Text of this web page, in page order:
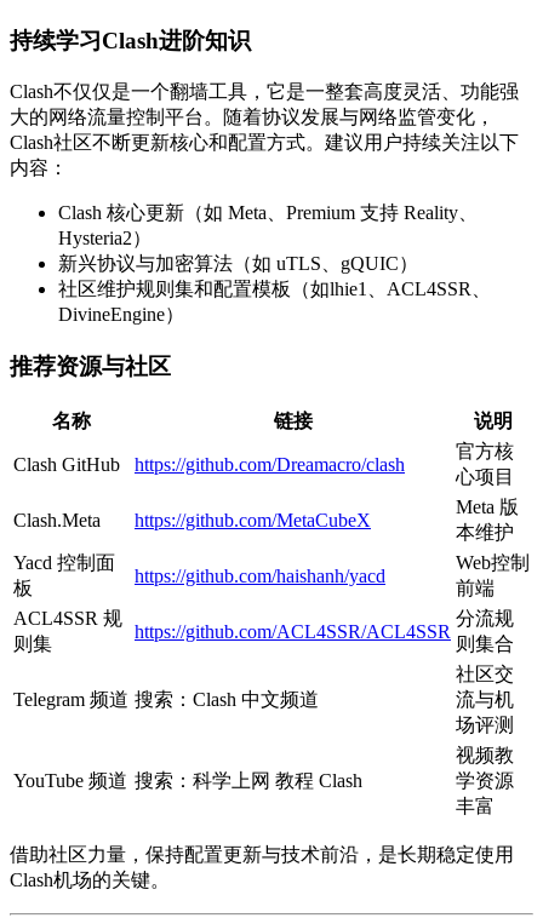
持续学习Clash进阶知识
Clash不仅仅是一个翻墙工具，它是一整套高度灵活、功能强
大的网络流量控制平台。随着协议发展与网络监管变化，
Clash社区不断更新核心和配置方式。建议用户持续关注以下
内容：
Clash 核心更新（如 Meta、Premium 支持 Reality、
Hysteria2）
新兴协议与加密算法（如 uTLS、gQUIC）
社区维护规则集和配置模板（如lhie1、ACL4SSR、
DivineEngine）
推荐资源与社区
名称 链接 说明
Clash GitHub https://github.com/Dreamacro/clash
官方核
心项目
Clash.Meta https://github.com/MetaCubeX
Meta 版
本维护
Yacd 控制面
板
https://github.com/haishanh/yacd
Web控制
前端
ACL4SSR 规
则集
https://github.com/ACL4SSR/ACL4SSR
分流规
则集合
Telegram 频道 搜索：Clash 中文频道
社区交
流与机
场评测
YouTube 频道 搜索：科学上网 教程 Clash
视频教
学资源
丰富
借助社区力量，保持配置更新与技术前沿，是长期稳定使用
Clash机场的关键。